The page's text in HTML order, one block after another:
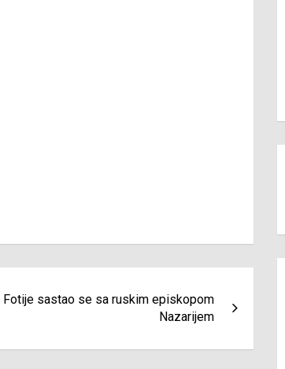
Fotije sastao se sa ruskim episkopom
Nazarijem